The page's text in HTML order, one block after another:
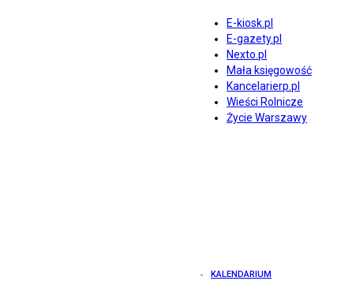
E-kiosk.pl
E-gazety.pl
Nexto.pl
Mała księgowość
Kancelarierp.pl
Wieści Rolnicze
Życie Warszawy
KALENDARIUM